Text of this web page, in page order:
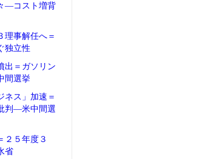
―コスト増背
理事解任へ＝
独立性
出＝ガソリン
間選挙
ネス」加速＝
判―米中間選
２５年度３
省